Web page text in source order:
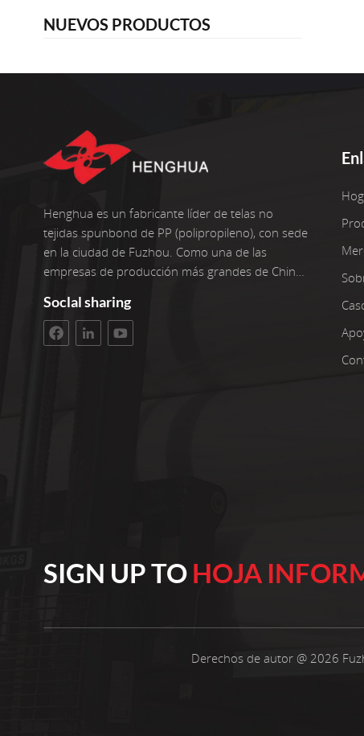
NUEVOS PRODUCTOS
Henghua es un fabricante líder de telas no
tejidas spunbond de PP (polipropileno), con sede
en la ciudad de Fuzhou. Como una de las
empresas de producción más grandes de China,
con dos reenrolladores adicionales. Nuestras
instalaciones tienen una superficie de taller de
3400 metros cuadrados. La inversión bruta
de telas no tejidas hiladas de polipropileno de
calidad, desde 10 gramos por metro cuadrado
industria del embalaje, la medicina, los textiles
Soclal sharing
SIGN UP TO HOJA
Derechos de autor @ 2026